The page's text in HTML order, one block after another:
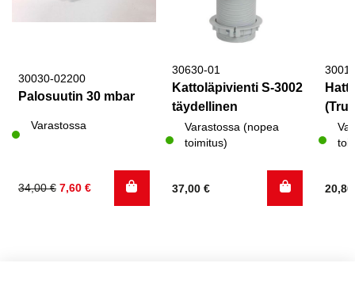
30030-02200
Palosuutin 30 mbar
Varastossa
34,00€
Alkuperäinen
7,60 €
Nykyinen
30630-01
Kattoläpivienti S-3002
täydellinen
Varastossa (nopea
toimitus)
37,00 €